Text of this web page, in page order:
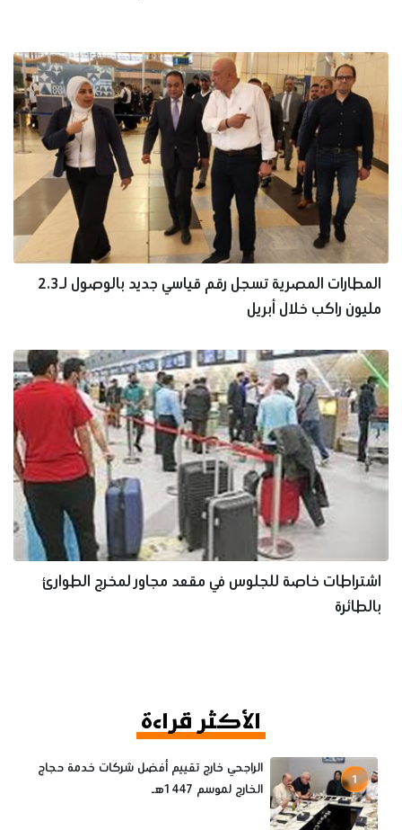
المطارات المصرية تسجل رقم قياسي جديد بالوصول لـ2.3
مليون راكب خلال أبريل
اشتراطات خاصة للجلوس في مقعد مجاور لمخرج الطوارئ
بالطائرة
الأكثر قراءة
1
الراجحي خارج تقييم أفضل شركات خدمة حجاج
الخارج لموسم 1447هـ